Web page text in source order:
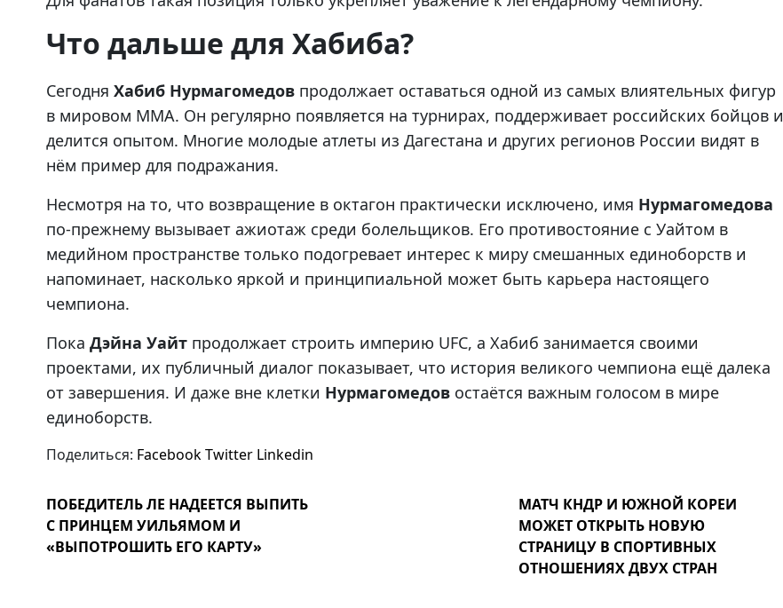
Что дальше для Хабиба?
Сегодня Хабиб Нурмагомедов продолжает оставаться одной из самых влиятельных фигур
в мировом ММА. Он регулярно появляется на турнирах, поддерживает российских бойцов и
делится опытом. Многие молодые атлеты из Дагестана и других регионов России видят в
нём пример для подражания.
Несмотря на то, что возвращение в октагон практически исключено, имя Нурмагомедова
по-прежнему вызывает ажиотаж среди болельщиков. Его противостояние с Уайтом в
медийном пространстве только подогревает интерес к миру смешанных единоборств и
напоминает, насколько яркой и принципиальной может быть карьера настоящего
чемпиона.
Пока Дэйна Уайт продолжает строить империю UFC, а Хабиб занимается своими
проектами, их публичный диалог показывает, что история великого чемпиона ещё далека
от завершения. И даже вне клетки Нурмагомедов остаётся важным голосом в мире
единоборств.
Поделиться: FacebookTwitter Linkedin
ПОБЕДИТЕЛЬ ЛЕ НАДЕЕТСЯ ВЫПИТЬ
С ПРИНЦЕМ УИЛЬЯМОМ И
«ВЫПОТРОШИТЬ ЕГО КАРТУ»
МАТЧ КНДР И ЮЖНОЙ КОРЕИ
МОЖЕТ ОТКРЫТЬ НОВУЮ
СТРАНИЦУ В СПОРТИВНЫХ
ОТНОШЕНИЯХ ДВУХ СТРАН